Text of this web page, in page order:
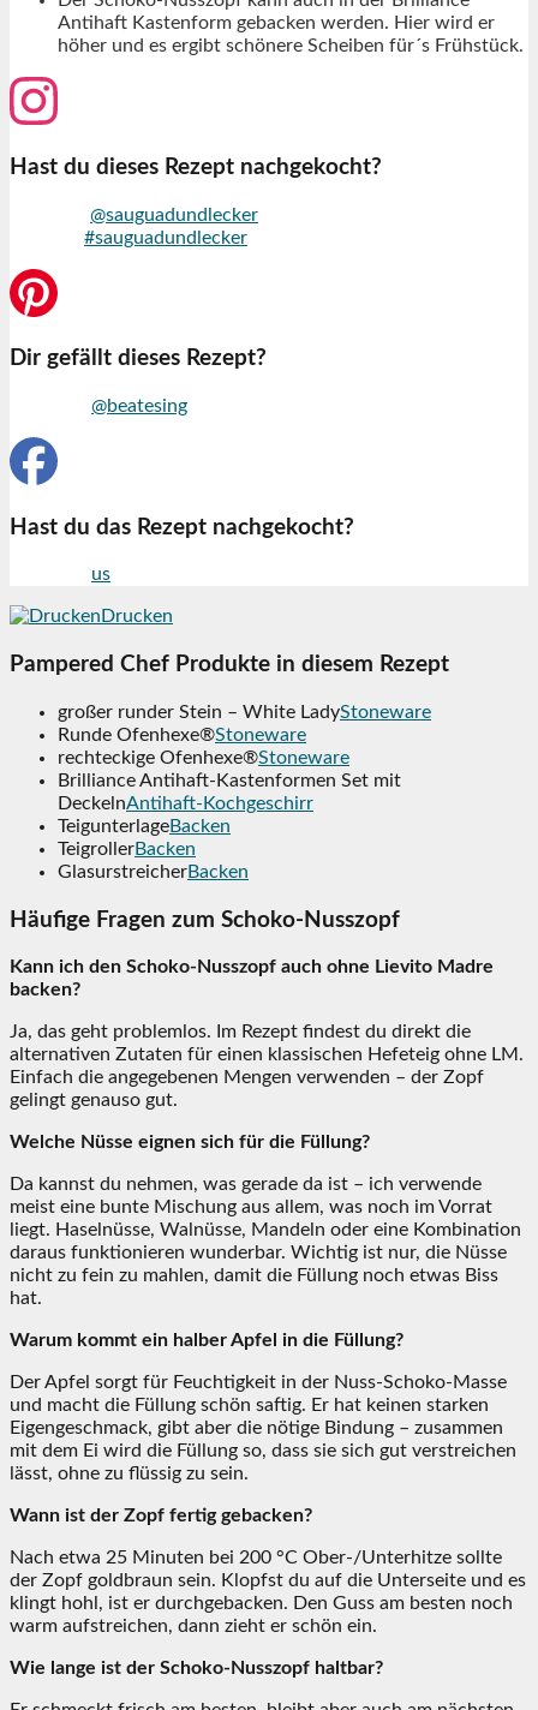
Antihaft Kastenform gebacken werden. Hier wird er
höher und es ergibt schönere Scheiben für´s Frühstück.
Hast du dieses Rezept nachgekocht?
@sauguadundlecker
#sauguadundlecker
Dir gefällt dieses Rezept?
@beatesing
Hast du das Rezept nachgekocht?
us
Drucken
Pampered Chef Produkte in diesem Rezept
großer runder Stein – White LadyStoneware
Runde Ofenhexe®Stoneware
rechteckige Ofenhexe®Stoneware
Brilliance Antihaft-Kastenformen Set mit
DeckelnAntihaft-Kochgeschirr
TeigunterlageBacken
TeigrollerBacken
GlasurstreicherBacken
Häufige Fragen zum Schoko-Nusszopf
Kann ich den Schoko-Nusszopf auch ohne Lievito Madre
backen?
Ja, das geht problemlos. Im Rezept findest du direkt die
alternativen Zutaten für einen klassischen Hefeteig ohne LM.
Einfach die angegebenen Mengen verwenden – der Zopf
gelingt genauso gut.
Welche Nüsse eignen sich für die Füllung?
Da kannst du nehmen, was gerade da ist – ich verwende
meist eine bunte Mischung aus allem, was noch im Vorrat
liegt. Haselnüsse, Walnüsse, Mandeln oder eine Kombination
daraus funktionieren wunderbar. Wichtig ist nur, die Nüsse
nicht zu fein zu mahlen, damit die Füllung noch etwas Biss
hat.
Warum kommt ein halber Apfel in die Füllung?
Der Apfel sorgt für Feuchtigkeit in der Nuss-Schoko-Masse
und macht die Füllung schön saftig. Er hat keinen starken
Eigengeschmack, gibt aber die nötige Bindung – zusammen
mit dem Ei wird die Füllung so, dass sie sich gut verstreichen
lässt, ohne zu flüssig zu sein.
Wann ist der Zopf fertig gebacken?
Nach etwa 25 Minuten bei 200 °C Ober-/Unterhitze sollte
der Zopf goldbraun sein. Klopfst du auf die Unterseite und es
klingt hohl, ist er durchgebacken. Den Guss am besten noch
warm aufstreichen, dann zieht er schön ein.
Wie lange ist der Schoko-Nusszopf haltbar?